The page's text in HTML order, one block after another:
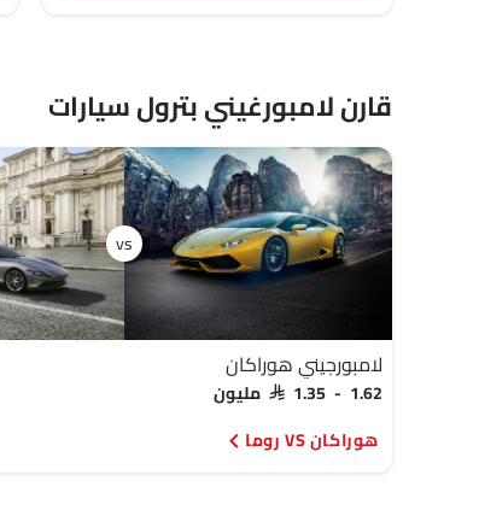
قارن لامبورغيني بترول سيارات
لامبورجيني هوراكان
SAR 1.35 - 1.62 مليون
هوراكان VS روما